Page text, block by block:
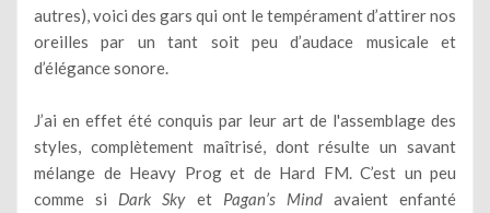
autres), voici des gars qui ont le tempérament d’attirer nos
oreilles par un tant soit peu d’audace musicale et
d’élégance sonore.
J’ai en effet été conquis par leur art de l'assemblage des
styles, complètement maîtrisé, dont résulte un savant
mélange de Heavy Prog et de Hard FM. C’est un peu
comme si Dark Skyet Pagan’s Mindavaient enfanté